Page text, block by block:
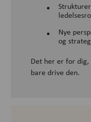
Nye
og
Det her er for
bare drive den.